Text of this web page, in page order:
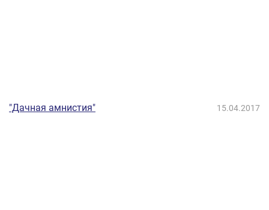
"Дачная амнистия" 15.04.2017